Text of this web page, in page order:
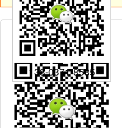
有问题就找我
138-0371-8585